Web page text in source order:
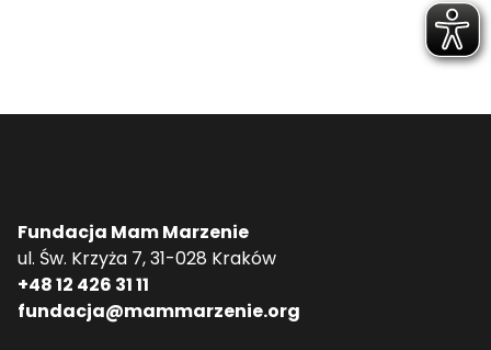
Fundacja Mam Marzenie
ul. Św. Krzyża 7, 31-028 Kraków
+48 12 426 31 11
fundacja@mammarzenie.org